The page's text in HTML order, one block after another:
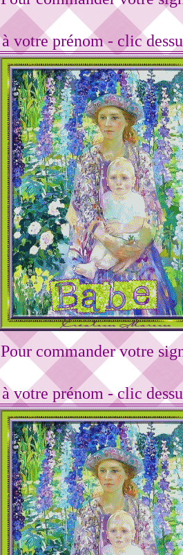
à votre prénom - clic
Pour commander votre
à votre prénom - clic